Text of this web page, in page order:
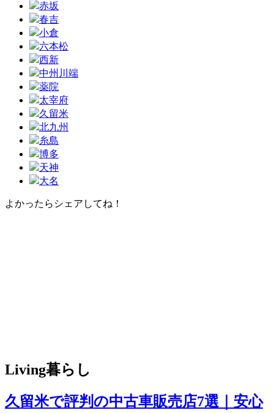
赤坂
春吉
小倉
六本松
西新
中州川端
薬院
太宰府
久留米
北九州
糸島
博多
天神
大名
よかったらシェアしてね！
Link
Living暮らし
久留米で評判の中古車販売店7選｜安心